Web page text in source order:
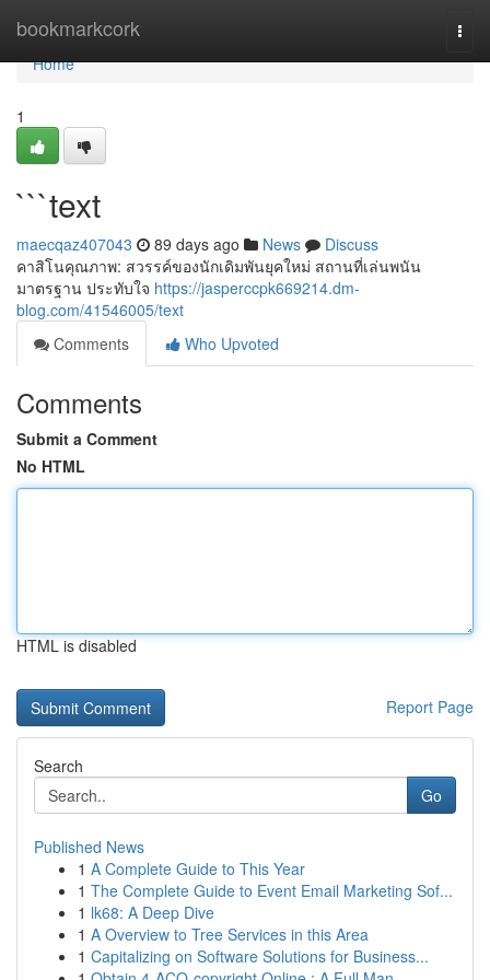
bookmarkcork
Home
Home
1
```text
maecqaz407043 89 days ago News
Discuss
คาสิโนคุณภาพ: สวรรค์ของนักเดิมพันยุคใหม่ สถานที่เล่นพนัน
มาตรฐาน ประทับใจ https://jasperccpk669214.dm-
blog.com/41546005/text
Comments
Who Upvoted
Comments
Submit a Comment
No HTML
HTML is disabled
Report Page
Search
Go
Published News
1 A Complete Guide to This Year
1 The Complete Guide to Event Email Marketing Sof...
1 lk68: A Deep Dive
1 A Overview to Tree Services in this Area
1 Capitalizing on Software Solutions for Business...